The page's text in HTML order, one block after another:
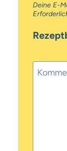
Deine E-